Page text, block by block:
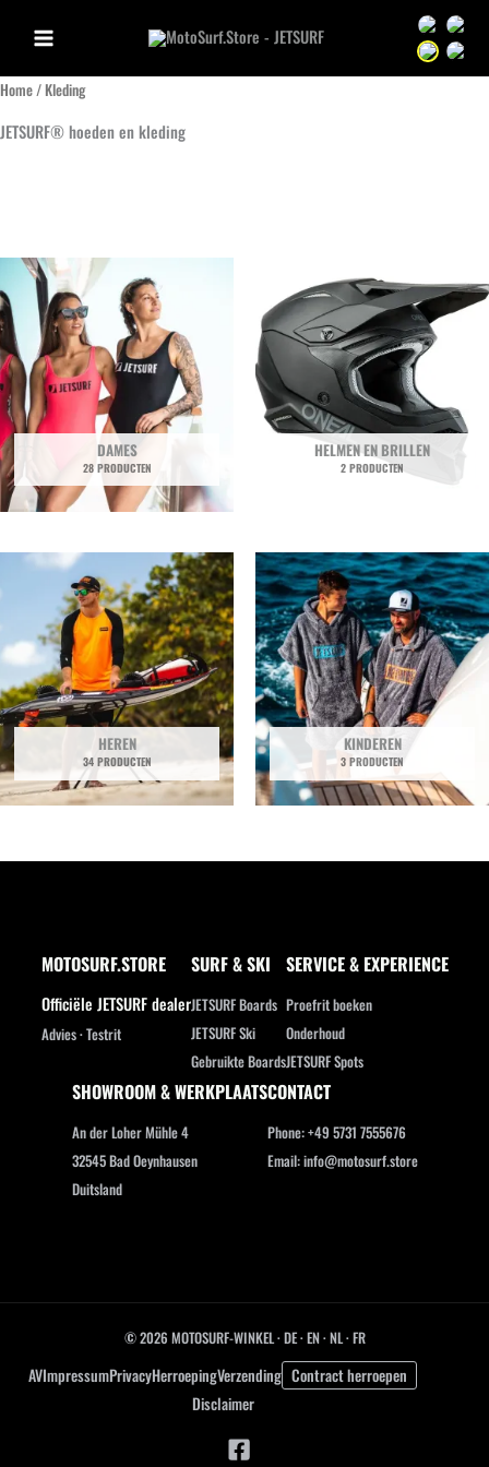
de
inhoud
Sprache
Sprache
Home/ Kleding
JETSURF® hoeden en kleding
DAMES
28 PRODUCTEN
HELMEN EN BRILLEN
2 PRODUCTEN
HEREN
34 PRODUCTEN
KINDEREN
3 PRODUCTEN
MOTOSURF.STORE
Officiële JETSURF dealer
Advies · Testrit
SURF & SKI
JETSURF Boards
JETSURF Ski
Gebruikte Boards
SERVICE & EXPERIENCE
Proefrit boeken
Onderhoud
JETSURF Spots
SHOWROOM & WERKPLAATS
An der Loher Mühle 4
32545 Bad Oeynhausen
Duitsland
CONTACT
Phone: +49 5731 7555676
Email: info@motosurf.store
© 2026 MOTOSURF-WINKEL ·DE·EN·NL ·FR
AVImpressumPrivacyHerroepingVerzending Contract herroepen
Disclaimer